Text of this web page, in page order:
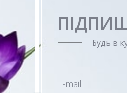
Будь в
E-mail